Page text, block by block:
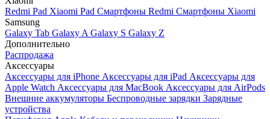
Redmi Pad Xiaomi Pad Смартфоны Redmi Смартфоны Xiaomi
Samsung
Galaxy Tab Galaxy A Galaxy S Galaxy Z
Дополнительно
Распродажа
Аксессуары
Аксессуары для iPhone Аксессуары для iPad Аксессуары для
Apple Watch Аксессуары для MacBook Аксессуары для AirPods
Внешние аккумуляторы Беспроводные зарядки Зарядные
устройства